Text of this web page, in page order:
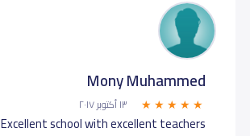
Mony Muhammed‎
١٣ أكتوبر ٢٠١٧
Excellent school with excellent teachers